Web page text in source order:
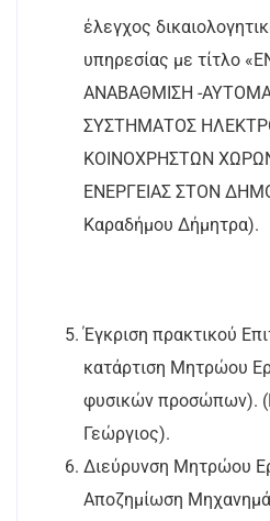
έλεγχος
υπηρεσίας με τίτλο
ΑΝΑΒΑΘΜΙΣΗ -
ΣΥΣΤΗΜΑΤΟΣ
ΚΟΙΝΟΧΡΗΣΤΩΝ
ΕΝΕΡΓΕΙΑΣ ΣΤΟΝ
Καραδήμου Δήμητρα).
Έγκριση πρακτικού
κατάρτιση Μητρώου
φυσικών προσώπων).
Γεώργιος).
Διεύρυνση Μητρώου
Αποζημίωση